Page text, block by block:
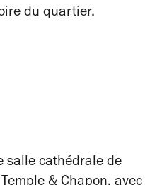
du quartier.
salle cathédrale de